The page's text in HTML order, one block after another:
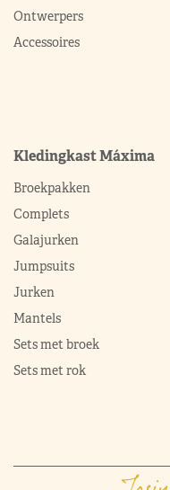
Ontwerpers
Accessoires
Kledingkast Máxima
Broekpakken
Complets
Galajurken
Jumpsuits
Jurken
Mantels
Sets met broek
Sets met rok